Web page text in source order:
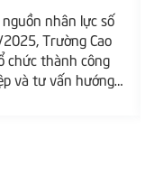
nhân lực số
chức thành công
và tư vấn hướng